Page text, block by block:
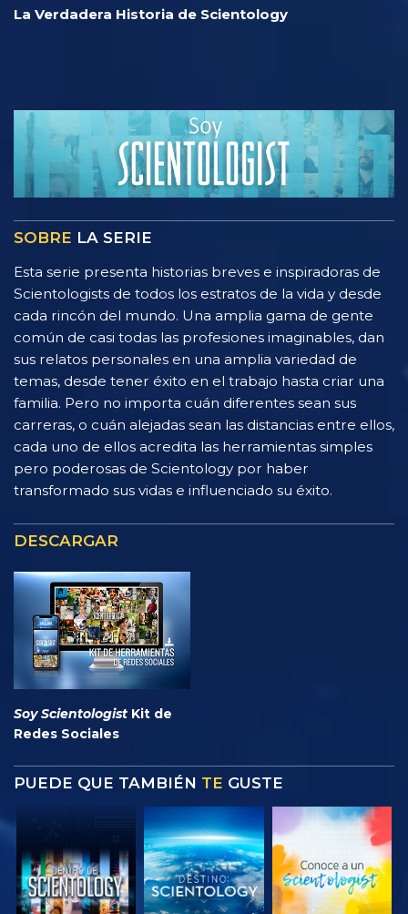
La Verdadera Historia de Scientology
SOBRE LA SERIE
Esta serie presenta historias breves e inspiradoras de
Scientologists de todos los estratos de la vida y desde
cada rincón del mundo. Una amplia gama de gente
común de casi todas las profesiones imaginables, dan
sus relatos personales en una amplia variedad de
temas, desde tener éxito en el trabajo hasta criar una
familia. Pero no importa cuán diferentes sean sus
carreras, o cuán alejadas sean las distancias entre ellos,
cada uno de ellos acredita las herramientas simples
pero poderosas de Scientology por haber
transformado sus vidas e influenciado su éxito.
DESCARGAR
Soy Scientologist Kit de
Redes Sociales
PUEDE QUE TAMBIÉN TE GUSTE